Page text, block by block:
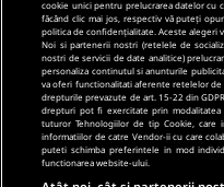
cookie unici pentru prelucrarea datelor cu
făcând clic mai jos, respectiv vă puteți
politica de confidențialitate. Aceste alegeri
Noi si partenerii nostri (retelele de
nostri de servicii de date analitice)
personaliza continutul si anunturile
va oferi functionalitati aferente retelelor de
drepturile prevazute de art. 15-22 din
drepturi pot fi exercitate prin modalitatea
tuturor Tehnologiilor de tip Cookie, care
informatiilor de catre Vendor-ii cu care
puteti schimba preferintele in mod
functionarea website-ului.